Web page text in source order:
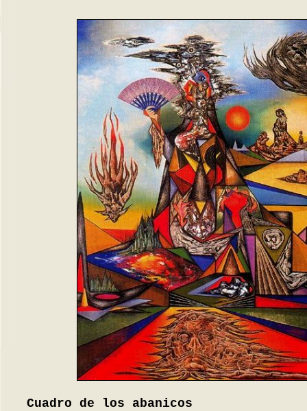
Cuadro de los abanicos